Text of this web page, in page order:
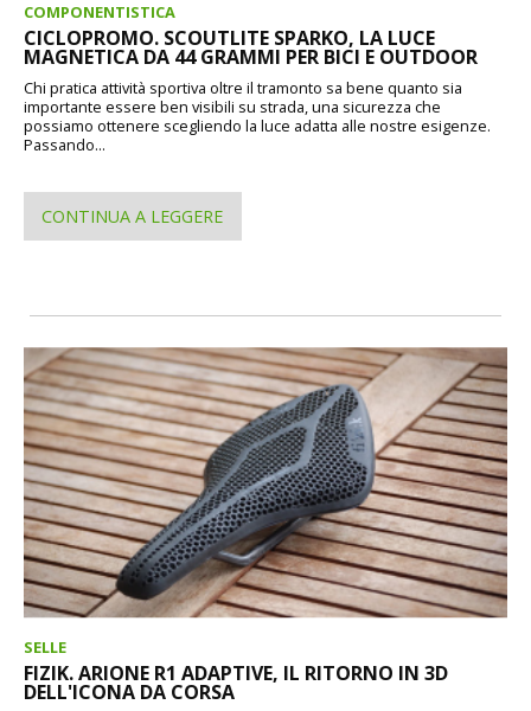
COMPONENTISTICA
CICLOPROMO. SCOUTLITE SPARKO, LA LUCE
MAGNETICA DA 44 GRAMMI PER BICI E OUTDOOR
Chi pratica attività sportiva oltre il tramonto sa bene quanto sia
importante essere ben visibili su strada, una sicurezza che
possiamo ottenere scegliendo la luce adatta alle nostre esigenze.
Passando...
CONTINUA A LEGGERE
SELLE
FIZIK. ARIONE R1 ADAPTIVE, IL RITORNO IN 3D
DELL'ICONA DA CORSA